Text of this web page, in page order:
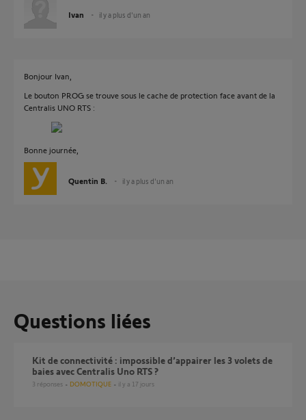
Ivan il y a plus d'un an
Bonjour Ivan,
Le bouton PROG se trouve sous le cache de protection face avant de la
Centralis UNO RTS :
Bonne journée,
Quentin B. il y a plus d'un an
Questions liées
Kit de connectivité : impossible d’appairer les 3 volets de
baies avec Centralis Uno RTS ?
3 réponses DOMOTIQUE il y a 17 jours